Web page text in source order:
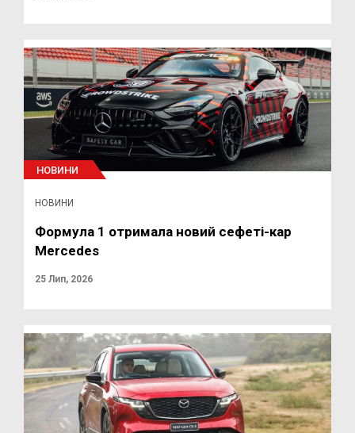
НОВИНИ
НОВИНИ
Формула 1 отримала новий сефеті-кар
Mercedes
25 Лип, 2026